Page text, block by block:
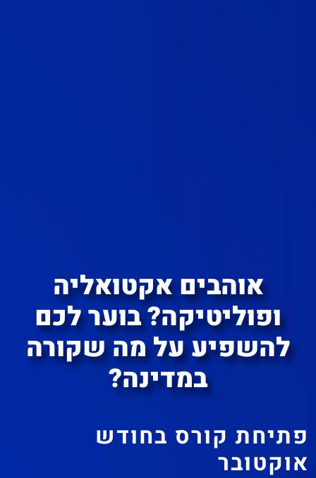
אוהבים אקטואליה
ופוליטיקה? בוער לכם
להשפיע על מה שקורה
במדינה?
פתיחת קורס בחודש
אוקטובר